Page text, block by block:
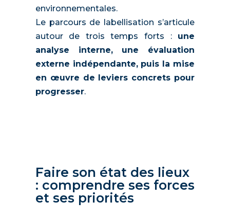
environnementales.
Le parcours de labellisation s’articule
autour de trois temps forts : une
analyse interne, une évaluation
externe indépendante, puis la mise
en œuvre de leviers concrets pour
progresser.
Faire son état des lieux
: comprendre ses forces
et ses priorités